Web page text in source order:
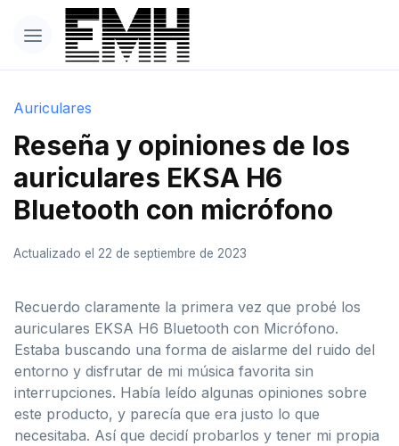
Auriculares
Reseña y opiniones de los
auriculares EKSA H6
Bluetooth con micrófono
Actualizado el 22 de septiembre de 2023
Recuerdo claramente la primera vez que probé los
auriculares EKSA H6 Bluetooth con Micrófono.
Estaba buscando una forma de aislarme del ruido del
entorno y disfrutar de mi música favorita sin
interrupciones. Había leído algunas opiniones sobre
este producto, y parecía que era justo lo que
necesitaba. Así que decidí probarlos y tener mi propia